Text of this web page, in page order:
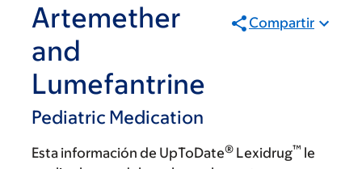
Artemether
and
Lumefantrine
Pediatric Medication
Compartir
Esta información de UpToDate® Lexidrug™ le